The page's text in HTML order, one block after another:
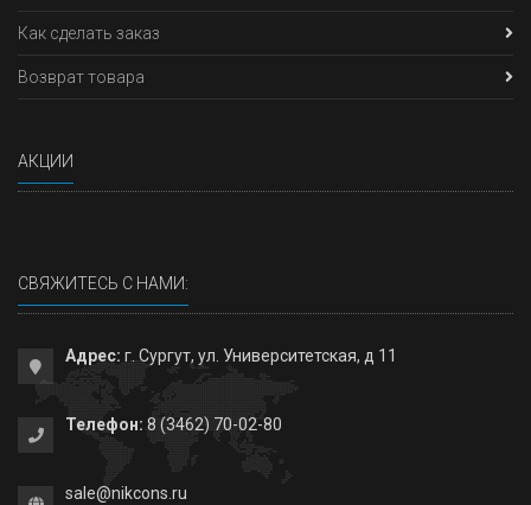
Как сделать заказ
Возврат товара
АКЦИИ
СВЯЖИТЕСЬ С НАМИ:
Адрес: г. Сургут, ул. Университетская, д 11
Телефон: 8 (3462) 70-02-80
sale@nikcons.ru